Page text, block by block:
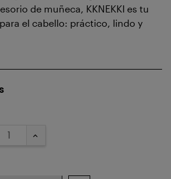
de muñeca, KKNEKKI es tu
el cabello: práctico, lindo y